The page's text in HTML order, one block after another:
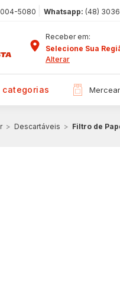
5080 Whatsapp: (48)
Receber em:
Selecione Sua
Alterar
categorias
Descartáveis Filtro de